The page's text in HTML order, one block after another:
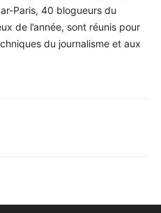
Paris, 40 blogueurs du
de l’année, sont réunis pour
du journalisme et aux